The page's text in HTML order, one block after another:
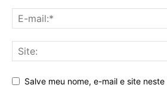
Salve meu nome, e-mail e site